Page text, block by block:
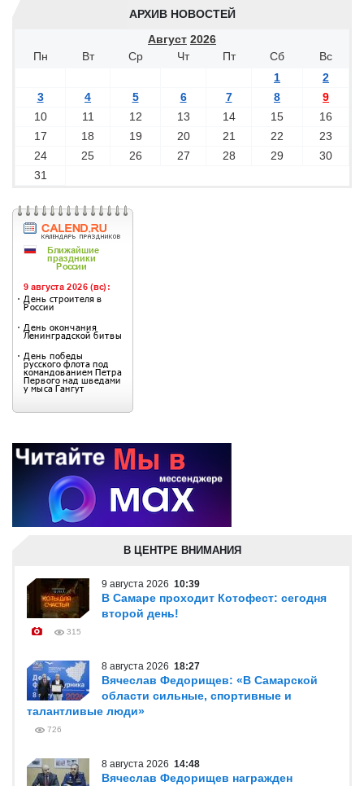
АРХИВ НОВОСТЕЙ
Август 2026
Пн
Вт Ср Чт Пт Сб
Вс
1
2
3
4 5 6 7 8
9
10
11 12 13 14 15
16
17
18 19 20 21 22
23
24
25 26 27 28 29
30
31
В ЦЕНТРЕ ВНИМАНИЯ
9 августа 2026 10:39
В Самаре проходит Котофест: сегодня
второй день!
315
8 августа 2026 18:27
Вячеслав Федорищев: «В Самарской
области сильные, спортивные и
талантливые люди»
726
8 августа 2026 14:48
Вячеслав Федорищев награжден